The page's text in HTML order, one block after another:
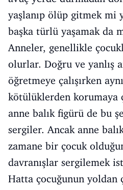
yaşlanıp ölüp gitmek mi
başka türlü yaşamak da
Anneler, genellikle
olurlar. Doğru ve yanlış
öğretmeye çalışırken
kötülüklerden korumaya
anne balık figürü de bu
sergiler. Ancak anne
zamane bir çocuk
davranışlar sergilemek
Hatta çocuğunun yoldan